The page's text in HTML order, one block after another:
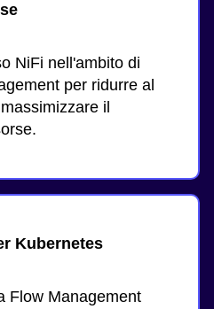
NiFi nell'ambito di
per ridurre al
il
Kubernetes
Flow Management